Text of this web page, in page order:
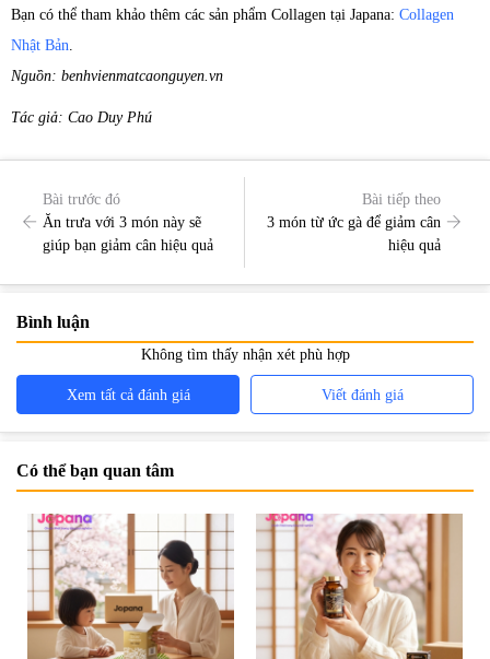
Bạn có thể tham khảo thêm các sản phẩm Collagen tại Japana: Collagen
Nhật Bản.
Nguồn: benhvienmatcaonguyen.vn
Tác giả: Cao Duy Phú
Bài trước đó
Ăn trưa với 3 món này sẽ
giúp bạn giảm cân hiệu quả
Bài tiếp theo
3 món từ ức gà để giảm cân
hiệu quả
Bình luận
Không tìm thấy nhận xét phù hợp
Xem tất cả đánh giá Viết đánh giá
Có thể bạn quan tâm